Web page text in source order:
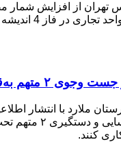
تهران از افزایش شمار
در فاز 4 اندیشه خبر داد.
۲ متهم به‌قتل
ملارد با انتشار
خواست در
کنند.